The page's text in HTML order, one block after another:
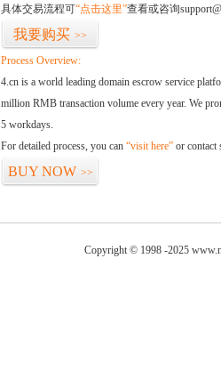
具体交易流程可“点击这里”查看或咨询
我要购买 >>
Process Overview:
4.cn is a world leading domain escrow service
million RMB transaction volume every year. We
5 workdays.
For detailed process, you can “visit here” or contact
BUY NOW >>
Copyright © 1998 -2025